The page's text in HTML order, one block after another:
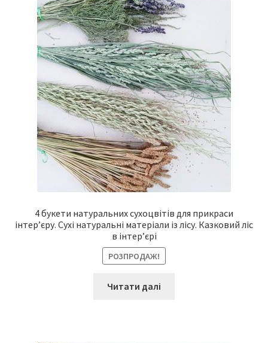
4 букети натуральних сухоцвітів для прикраси
інтер’єру. Сухі натуральні матеріали із лісу. Казковий ліс
в інтер’єрі
РОЗПРОДАЖ!
Читати далі